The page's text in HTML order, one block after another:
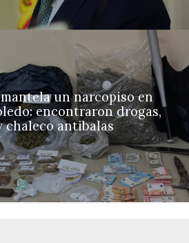
un narcopiso en
encontraron drogas,
chaleco antibalas